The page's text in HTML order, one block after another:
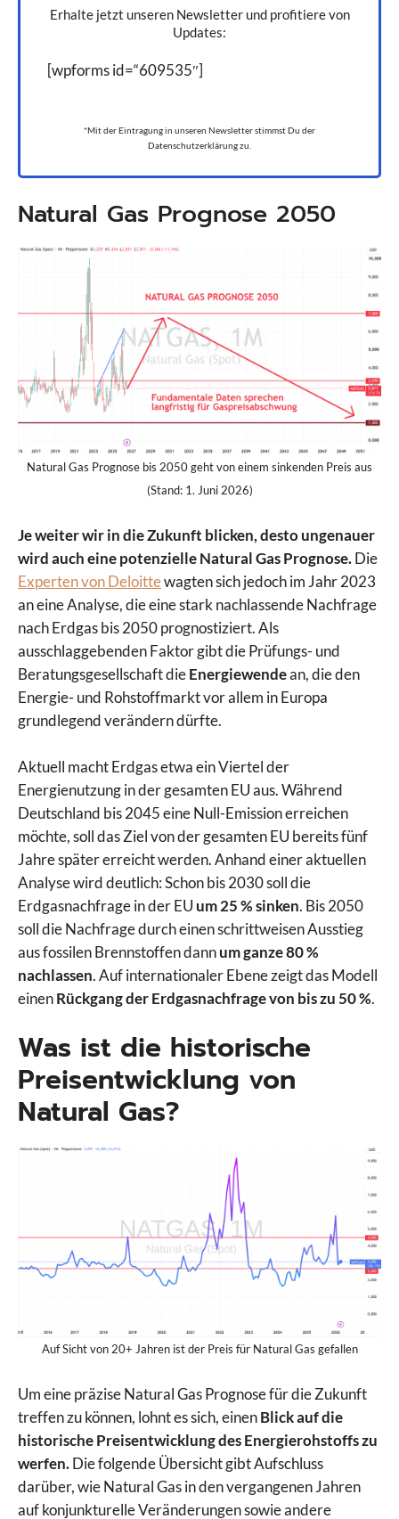
Erhalte jetzt unseren Newsletter und profitiere von
Updates:
[wpforms id=“609535″]
*Mit der Eintragung in unseren Newsletter stimmst Du der
Datenschutzerklärung zu.
Natural Gas Prognose 2050
Natural Gas Prognose bis 2050 geht von einem sinkenden Preis aus
(Stand: 1. Juni 2026)
Je weiter wir in die Zukunft blicken, desto ungenauer
wird auch eine potenzielle Natural Gas Prognose.Die
Experten von Deloittewagten sich jedoch im Jahr 2023
an eine Analyse, die eine stark nachlassende Nachfrage
nach Erdgas bis 2050 prognostiziert. Als
ausschlaggebenden Faktor gibt die Prüfungs- und
Beratungsgesellschaft dieEnergiewendean, die den
Energie- und Rohstoffmarkt vor allem in Europa
grundlegend verändern dürfte.
Aktuell macht Erdgas etwa ein Viertel der
Energienutzung in der gesamten EU aus. Während
Deutschland bis 2045 eine Null-Emission erreichen
möchte, soll das Ziel von der gesamten EU bereits fünf
Jahre später erreicht werden. Anhand einer aktuellen
Analyse wird deutlich: Schon bis 2030 soll die
Erdgasnachfrage in der EU um 25 % sinken. Bis 2050
soll die Nachfrage durch einen schrittweisen Ausstieg
aus fossilen Brennstoffen dannum ganze 80 %
nachlassen. Auf internationaler Ebene zeigt das Modell
einenRückgang der Erdgasnachfrage von bis zu 50 %.
Was ist die historische
Preisentwicklung von
Natural Gas?
Auf Sicht von 20+ Jahren ist der Preis für Natural Gas gefallen
Um eine präzise Natural Gas Prognose für die Zukunft
treffen zu können, lohnt es sich, einenBlick auf die
historische Preisentwicklung des Energierohstoffs zu
werfen.Die folgende Übersicht gibt Aufschluss
darüber, wie Natural Gas in den vergangenen Jahren
auf konjunkturelle Veränderungen sowie andere